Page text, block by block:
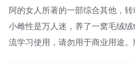
阿的女人所著的一部综合其他，
小雌性是万人迷，养了一窝毛绒
流学习使用，请勿用于商业用途。